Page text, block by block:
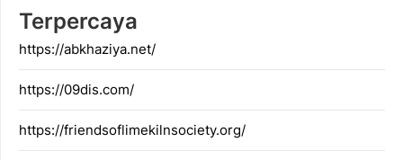
Terpercaya
https://abkhaziya.net/
https://09dis.com/
https://friendsoflimekilnsociety.org/